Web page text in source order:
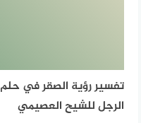
تفسير رؤية الصقر في حلم
الرجل للشيح العصيمي